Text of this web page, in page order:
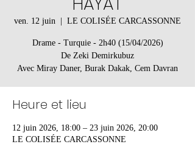
ven. 12 juin LE COLISÉE CARCASSONNE
Drame - Turquie - 2h40 (15/04/2026)
De Zeki Demirkubuz
Avec Miray Daner, Burak Dakak, Cem Davran
Heure et lieu
12 juin 2026, 18:00 – 23 juin 2026, 20:00
LE COLISÉE CARCASSONNE